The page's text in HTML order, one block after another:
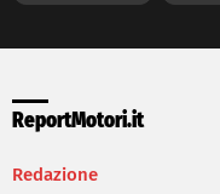
ReportMotori.it
Redazione